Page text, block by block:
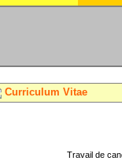
Curriculum Vitae
Travail de